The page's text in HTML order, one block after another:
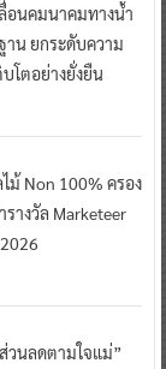
อนคมนาคมทางน้ำ
น ยกระดับความ
โตอย่างยั่งยืน
ม้ Non 100% ครอง
างวัล Marketeer
วนลดตามใจแม่”